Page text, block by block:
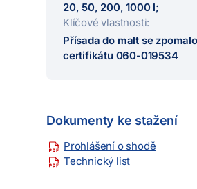
20, 50, 200, 1000 l;
Klíčové vlastnosti:
Přísada do malt se
certifikátu 060-019534
Dokumenty ke stažení
Prohlášení o shodě
Technický list